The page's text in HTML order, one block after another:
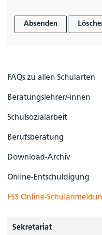
Absenden
FAQs zu allen Schularten
Beratungslehrer/-innen
Schulsozialarbeit
Berufsberatung
Download-Archiv
Online-Entschuldigung
FSS Online-
Sekretariat